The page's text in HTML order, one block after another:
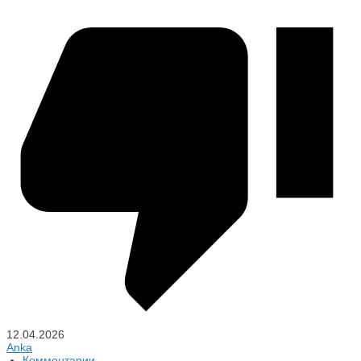
12.04.2026
Anka